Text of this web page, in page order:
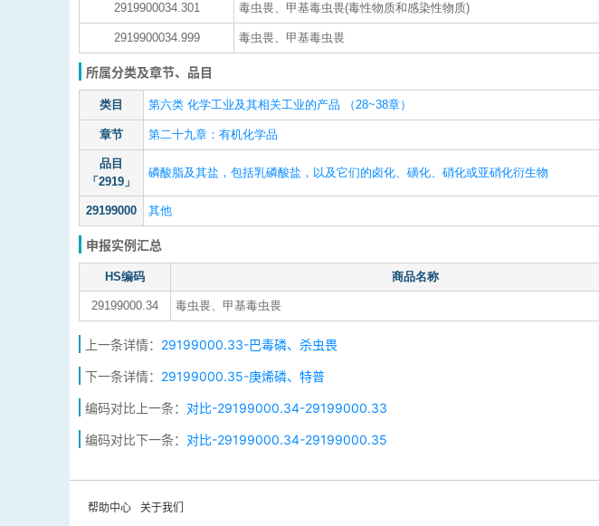
2919900034.301 毒虫畏、甲基毒虫畏(毒性物质和感染性物质)
2919900034.999 毒虫畏、甲基毒虫畏
所属分类及章节、品目
类目 第六类 化学工业及其相关工业的产品 （28~38章）
章节 第二十九章：有机化学品
品目
「2919」
磷酸脂及其盐，包括乳磷酸盐，以及它们的卤化、磺化、硝化或亚硝化衍生物
29199000 其他
申报实例汇总
HS编码 商品名称
29199000.34 毒虫畏、甲基毒虫畏
上一条详情： 29199000.33-巴毒磷、杀虫畏
下一条详情： 29199000.35-庚烯磷、特普
编码对比上一条： 对比-29199000.34-29199000.33
编码对比下一条： 对比-29199000.34-29199000.35
帮助中心 关于我们